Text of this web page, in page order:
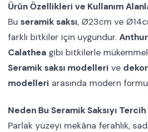
Ürün Özellikleri ve Kullanım
Bu seramik saksı, Ø23cm ve
farklı bitkiler için uygundur.
Calathea gibi bitkilerle
Seramik saksı modelleri ve
modelleri arasında modern
Neden Bu Seramik Saksıyı
Parlak yüzeyi mekâna ferahlık,